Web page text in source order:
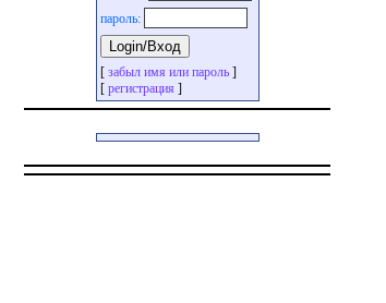
пароль:
[ забыл имя или пароль]
[ регистрация ]